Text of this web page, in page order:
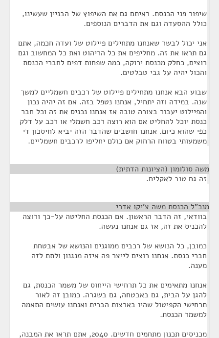
שיפור פני הכנסת. ראיתם גם את השיפוץ של הבניין שעשינו,
כולל ההסעדה וגם את הדברים הנוספים.
אני יכול לבשר שאנחנו מתחילים פיילוט של ועדה חכמה, אתם
גם תראו את זה. מחליפים את כל הריהוט ואת כל המחשוב וגם
רוצים, כחלק מכנסת ירוקה, כמה שפחות דפים לחברי הכנסת
והכול יהיה על גבי טבלטים.
שבוע הבא אנחנו מתחילים פיילוט של רכבים חשמליים למשך
שנה. במידה וזה יתחיל, אנחנו נטפל בזה. אם זה יהיה נכון
והפיילוט יעבור בצורה טובה אז אנחנו נכניס את זה וכל חבר
כנסת יוכל להחליט אם הוא רוצה רכב חשמלי או רכב על דלק
כפי שהוא כיום. אנחנו חושבים שהדבר הזה יביא לחיסכון די
משמעותי בטווח הרחוק אם כולם יחליפו לרכבים חשמליים.
משה סולומון (הציונות הדתית)
זה גם טוב לאקלים.
מנכ”ל הכנסת משה צ’יקו אדרי
בוודאי, זה הדבר הראשון. אם הכנסת החליטה על-כך ורוצה
להכניס את זה, אז גם אנחנו נעשה.
כמובן, כל הנושא של רכבים ממוגנים והנושא של אבטחת
חברי כנסת. אנחנו רוצים לייצר פה איזה מנגנון ולתת לזה
מענה.
אנחנו מתאימים את כל תרחישי הייחוס של משמר הכנסת, גם
להגן על הבית, גם באבטחה, גם בשגרה. כמובן זה לאור
תרחישי הקפיטול שהיו בארצות הברית ואנחנו עושים התאמה
למשמר הכנסת.
מכניסים תכנון מתחמים חדשים. 2040, אתם תראו את המבנה,